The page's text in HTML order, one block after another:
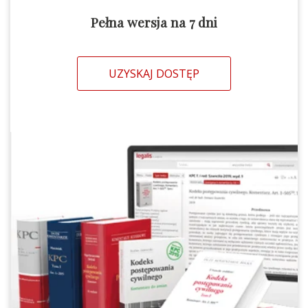
Pełna wersja na 7 dni
UZYSKAJ DOSTĘP